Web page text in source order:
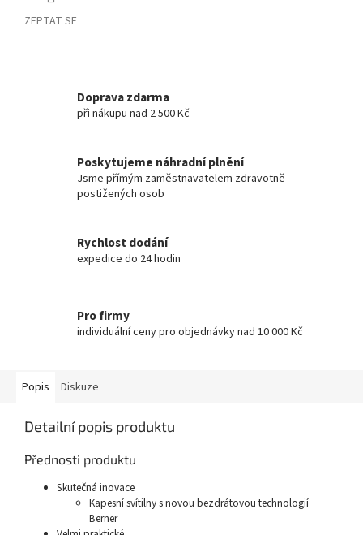
ZEPTAT SE
Doprava zdarma
při nákupu nad 2 500 Kč
Poskytujeme náhradní plnění
Jsme přímým zaměstnavatelem zdravotně
postižených osob
Rychlost dodání
expedice do 24 hodin
Pro firmy
individuální ceny pro objednávky nad 10 000 Kč
Popis Diskuze
Detailní popis produktu
Přednosti produktu
Skutečná inovace
Kapesní svítilny s novou bezdrátovou technologií
Berner